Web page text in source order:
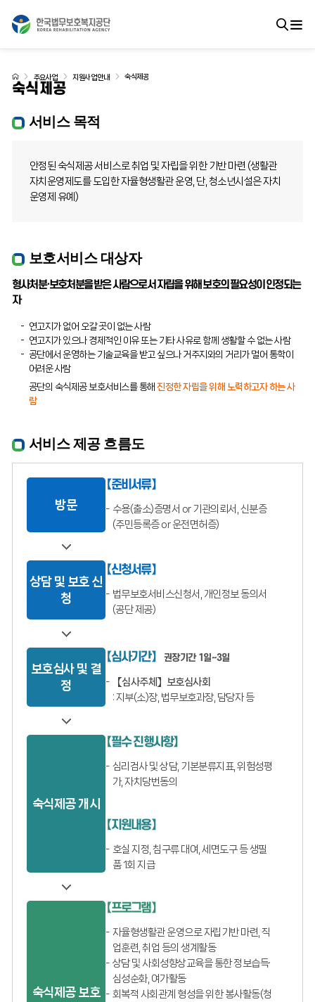
숙식제공
주요사업 지원사업 안내 숙식제공
서비스 목적
안정된 숙식제공 서비스로 취업 및 자립을 위한 기반 마련 (생활관
자치운영제도를 도입한 자율형생활관 운영, 단, 청소년시설은 자치
운영제 유예)
보호서비스 대상자
형사처분·보호처분을 받은 사람으로서 자립을 위해 보호의 필요성이 인정되는
자
연고지가 없어 오갈 곳이 없는 사람
연고지가 있으나 경제적인 이유 또는 기타 사유로 함께 생활할 수 없는 사람
공단에서 운영하는 기술교육을 받고 싶으나 거주지와의 거리가 멀어 통학이
어려운 사람
공단의 숙식제공 보호서비스를 통해진정한 자립을 위해 노력하고자 하는 사
람
서비스 제공 흐름도
방문
【준비서류】
수용(출소)증명서 or 기관의뢰서, 신분증
(주민등록증 or 운전면허증)
상담 및 보호 신
청
【신청서류】
법무보호서비스신청서, 개인정보 동의서
(공단 제공)
보호심사 및 결
정
【심사기간】 권장기간 1일~3일
【심사주체】보호심사회
: 지부(소)장, 법무보호과장, 담당자 등
숙식제공 개시
【필수 진행사항】
심리검사 및 상담, 기본분류지표, 위험성평
가, 자치당번동의
【지원내용】
호실 지정, 침구류 대여, 세면도구 등 생필
품 1회 지급
숙식제공 보호
【프로그램】
자율형생활관 운영으로 자립기반 마련, 직
업훈련, 취업 등의 생계활동
상담 및 사회성향상교육을 통한 정보습득·
심성순화, 여가활동
회복적 사회관계 형성을 위한 봉사활동(청